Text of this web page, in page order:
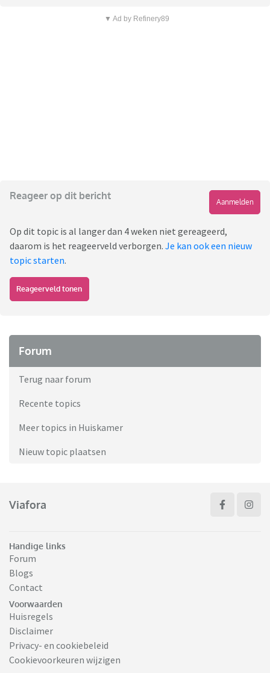
▼ Ad by Refinery89
Reageer op dit bericht
Aanmelden
Op dit topic is al langer dan 4 weken niet gereageerd,
daarom is het reageerveld verborgen. Je kan ook een nieuw
topic starten.
Reageerveld tonen
Forum
Terug naar forum
Recente topics
Meer topics in Huiskamer
Nieuw topic plaatsen
Viafora
Handige links
Forum
Blogs
Contact
Voorwaarden
Huisregels
Disclaimer
Privacy- en cookiebeleid
Cookievoorkeuren wijzigen